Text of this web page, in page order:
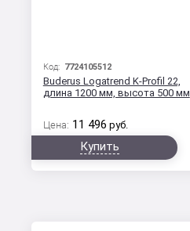
Код: 7724105512
Buderus Logatrend K-Profil 22,
длина 1200 мм, высота 500 мм
Цена: 11 496 руб.
Купить